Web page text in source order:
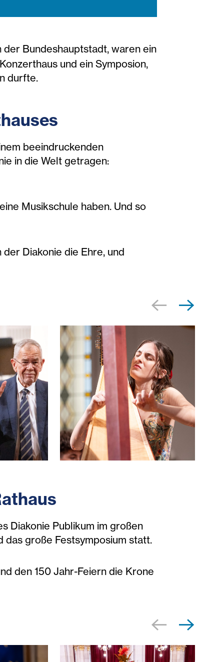
der Bundeshauptstadt, waren ein
und ein Symposion,
durfte.
beeindruckenden
in die Welt getragen:
Musikschule haben. Und so
Diakonie die Ehre, und
Diakonie Publikum im großen
das große Festsymposium statt.
den 150 Jahr-Feiern die Krone